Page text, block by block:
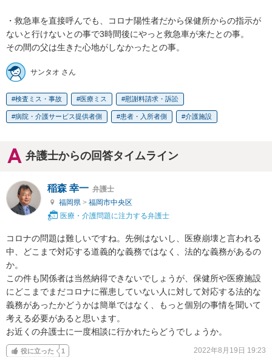
・救急車を直接呼んでも、コロナ陽性者だから保健所からの指示が
ないと行けないとの事で3時間後にやっと救急車が来たとの事。
その間の父は生きた心地がしなかったとの事。
サンタオ さん
検査ミス・事故 医療ミス 慰謝料請求・訴訟
病院・介護サービス提供者側 患者・入所者側 介護施設
弁護士からの回答タイムライン
稲森 幸一 弁護士
福岡県 > 福岡市中央区
医療・介護問題に注力する弁護士
コロナの問題は難しいですね。先例はないし、医療崩壊と言われる
中、どこまで対応する道義的な義務ではなく、法的な義務があるの
か。
この件も関係者は当然納得できないでしょうが、保健所や医療施設
にどこまでまだコロナに罹患していない人に対して対応する法的な
義務があったかどうかは簡単ではなく、もっと個別の事情を聞いて
考える必要があると思います。
お近くの弁護士に一度相談に行かれたらどうでしょうか。
役に立った 1 2022年8月19日 19:23